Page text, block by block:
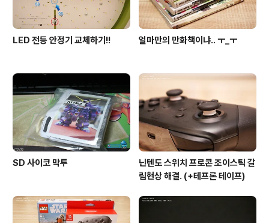
LED 전등 안정기 교체하기!! 얼마만의 만화책이냐.. ㅜ_ㅜ
SD 사이코 막투
닌텐도 스위치 프로콘 조이스틱 갈
림현상 해결. (+테프론 테이프)